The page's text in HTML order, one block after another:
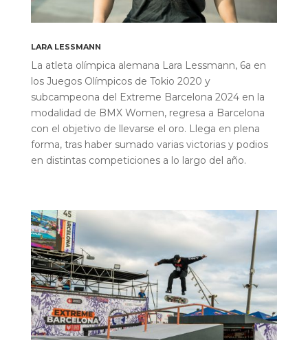
LARA LESSMANN
La atleta olímpica alemana Lara Lessmann, 6a en
los Juegos Olímpicos de Tokio 2020 y
subcampeona del Extreme Barcelona 2024 en la
modalidad de BMX Women, regresa a Barcelona
con el objetivo de llevarse el oro. Llega en plena
forma, tras haber sumado varias victorias y podios
en distintas competiciones a lo largo del año.